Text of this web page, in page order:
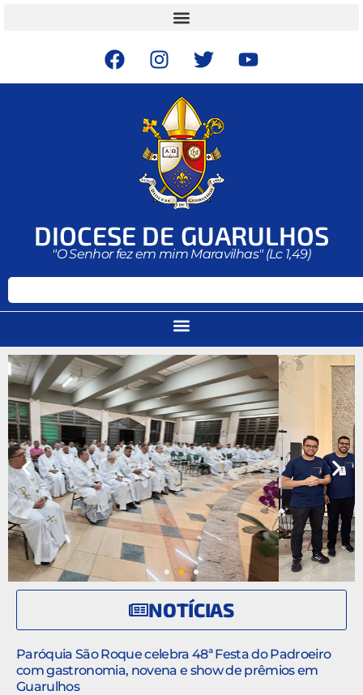
DIOCESE DE GUARULHOS
"O Senhor fez em mim Maravilhas" (Lc 1,49)
Experiência
Vocacional-
Missionária dos
Seminaristas
2026
Paróquia São Francisco Xavier
NOTÍCIAS
Paróquia São Roque celebra 48ª Festa do Padroeiro
com gastronomia, novena e show de prêmios em
Guarulhos